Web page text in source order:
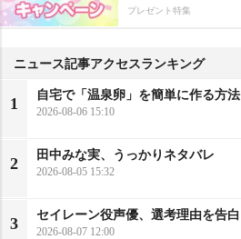
プレゼント特集
ニュース記事アクセスランキング
1
自宅で「温泉卵」を簡単に作る方法
2026-08-06 15:10
2
田中みな実、うっかりネタバレ
2026-08-05 15:32
3
セイレーン役声優、選考理由を告白
2026-08-07 12:00